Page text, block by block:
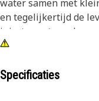
water samen met
en tegelijkertijd de
injectoren te
en gebouwd voor
Specificaties